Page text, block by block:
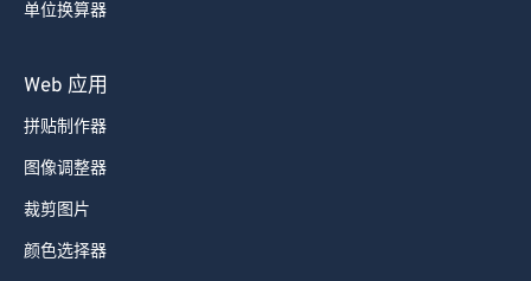
单位换算器
Web 应用
拼贴制作器
图像调整器
裁剪图片
颜色选择器